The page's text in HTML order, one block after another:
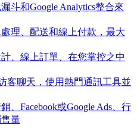
斗和Google Analytics整合來
理、配送和線上付款，最大
、線上訂單、在您掌控之中
客聊天，使用熱門通訊工具並
、Facebook或Google Ads、行
量